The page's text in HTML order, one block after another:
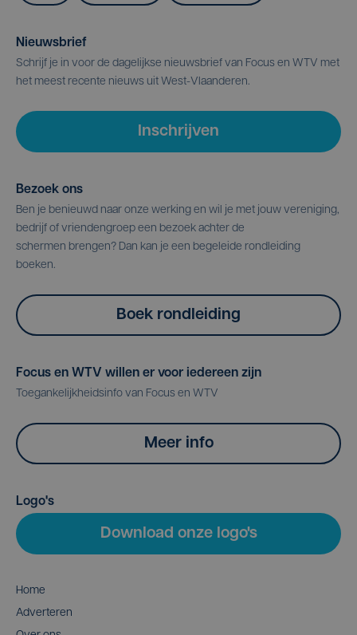
Nieuwsbrief
Schrijf je in voor de dagelijkse nieuwsbrief van Focus en WTV met
het meest recente nieuws uit West-Vlaanderen.
Inschrijven
Bezoek ons
Ben je benieuwd naar onze werking en wil je met jouw vereniging,
bedrijf of vriendengroep een bezoek achter de
schermen brengen? Dan kan je een begeleide rondleiding
boeken.
Boek rondleiding
Focus en WTV willen er voor iedereen zijn
Toegankelijkheidsinfo van Focus en WTV
Meer info
Logo's
Download onze logo's
Home
Adverteren